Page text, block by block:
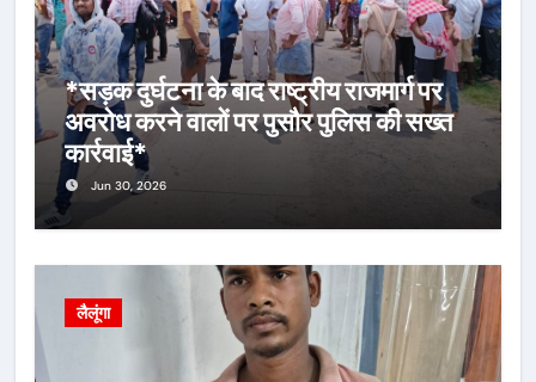
*सड़क दुर्घटना के बाद राष्ट्रीय राजमार्ग पर
अवरोध करने वालों पर पुसौर पुलिस की सख्त
कार्रवाई*
Jun 30, 2026
लैलूंगा